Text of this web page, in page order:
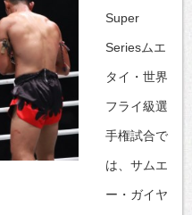
Super
Seriesムエ
タイ・世界
フライ級選
手権試合で
は、サムエ
ー・ガイヤ